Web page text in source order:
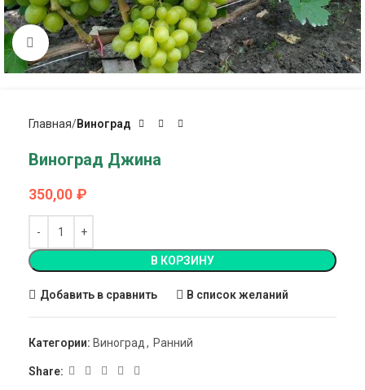
Click to enlarge
Главная Виноград
Виноград Джина
350,00 ₽
В КОРЗИНУ
Добавить в сравнить В список желаний
Категории: Виноград, Ранний
Share: